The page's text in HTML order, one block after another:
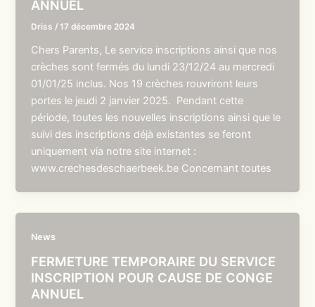
ANNUEL
Driss /17 décembre 2024
Chers Parents, Le service inscriptions ainsi que nos
crèches sont fermés du lundi 23/12/24 au mercredi
01/01/25 inclus. Nos 19 crèches rouvriront leurs
portes le jeudi 2 janvier 2025. Pendant cette
période, toutes les nouvelles inscriptions ainsi que le
suivi des inscriptions déjà existantes se feront
uniquement via notre site internet :
www.crechesdeschaerbeek.be Concernant toutes
News
FERMETURE TEMPORAIRE DU SERVICE
INSCRIPTION POUR CAUSE DE CONGE
ANNUEL